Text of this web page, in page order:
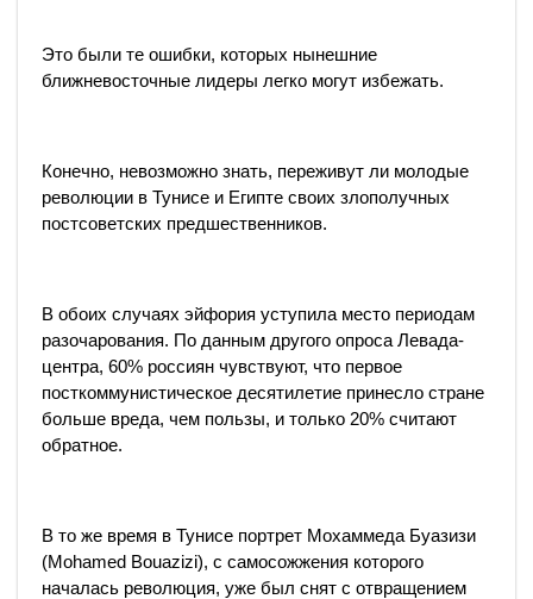
Это были те ошибки, которых нынешние
ближневосточные лидеры легко могут избежать.
Конечно, невозможно знать, переживут ли молодые
революции в Тунисе и Египте своих злополучных
постсоветских предшественников.
В обоих случаях эйфория уступила место периодам
разочарования. По данным другого опроса Левада-
центра, 60% россиян чувствуют, что первое
посткоммунистическое десятилетие принесло стране
больше вреда, чем пользы, и только 20% считают
обратное.
В то же время в Тунисе портрет Мохаммеда Буазизи
(Mohamed Bouazizi), с самосожжения которого
началась революция, уже был снят с отвращением